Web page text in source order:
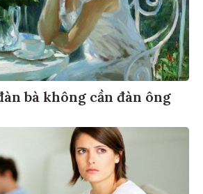
bà không cần đàn ông